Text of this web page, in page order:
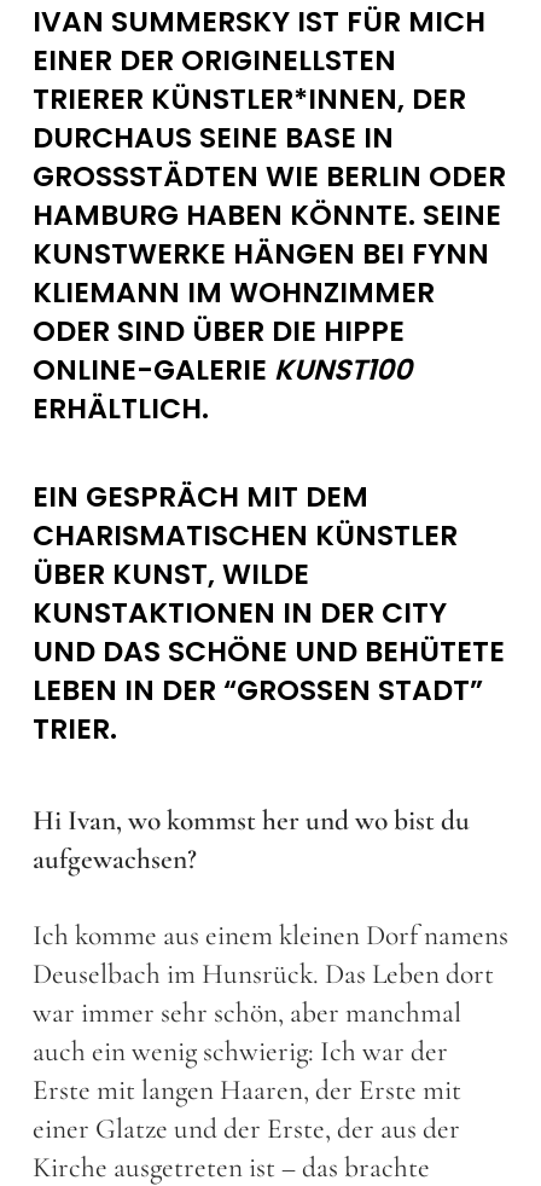
IVAN SUMMERSKY IST FÜR MICH
EINER DER ORIGINELLSTEN
TRIERER KÜNSTLER*INNEN, DER
DURCHAUS SEINE BASE IN
GROSSSTÄDTEN WIE BERLIN ODER H
AMBURG HABEN KÖNNTE. SEINE K
UNSTWERKE HÄNGEN BEI FYNN K
LIEMANN IM WOHNZIMMER O
DER SIND ÜBER DIE HIPPE O
NLINE-GALERIE KUNST100
ERHÄLTLICH.
EIN GESPRÄCH MIT DEM
CHARISMATISCHEN KÜNSTLER
ÜBER KUNST, WILDE
KUNSTAKTIONEN IN DER CITY
UND DAS SCHÖNE UND BEHÜTETE
LEBEN IN DER “GROSSEN STADT” T
RIER.
Hi Ivan, wo kommst her und wo bist du
aufgewachsen?
Ich komme aus einem kleinen Dorf namens
Deuselbach im Hunsrück. Das Leben dort
war immer sehr schön, aber manchmal
auch ein wenig schwierig: Ich war der
Erste mit langen Haaren, der Erste mit
einer Glatze und der Erste, der aus der
Kirche ausgetreten ist – das brachte